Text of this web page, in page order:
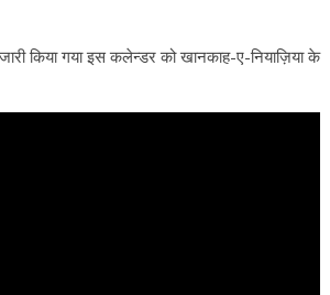
किया गया इस कलेन्डर को खानकाह-ए-नियाज़िया के